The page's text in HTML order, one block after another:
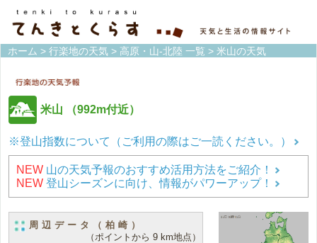
ホーム > 行楽地の天気 > 高原・山-北陸 一覧 > 米山の天気
米山 （992m付近）
※登山指数について（ご利用の際はご一読ください。）
NEW 山の天気予報のおすすめ活用方法をご紹介！
NEW 登山シーズンに向け、情報がパワーアップ！
周辺データ（柏崎）
（ポイントから 9 km地点）